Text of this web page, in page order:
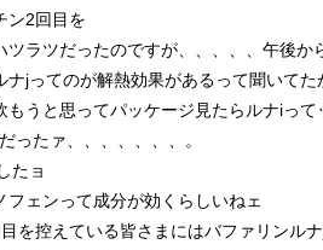
ン2回目を
ツラツだったのですが、、、、、午後か
ナjってのが解熱効果があるって聞いてた
もうと思ってパッケージ見たらルナiって
ったァ、、、、、、、。
たョ
フェンって成分が効くらしいねェ
を控えている皆さまにはバファリンル